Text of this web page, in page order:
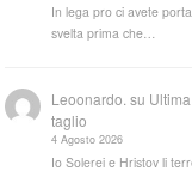
In lega pro ci avete
svelta prima che…
Leoonardo. su
taglio
4 Agosto 2026
Io Solerei e Hristov li